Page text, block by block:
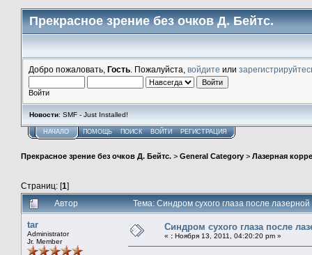
Прекрасное зрение без очков Д. Бейтс.
Добро пожаловать, Гость . Пожалуйста, войдите или
Войти
Новости: SMF - Just Installed!
НАЧАЛО ПОМОЩЬ ПОИСК ВОЙТИ РЕГИСТРАЦИЯ
Прекрасное зрение без очков Д. Бейтс. > General Category > Лазерная
Страниц: [1]
Автор
Тема: Синдром сухого глаза после
tar
Administrator
Jr. Member
Синдром сухого глаза после
« : Ноября 13, 2011, 04:20:20 pm »